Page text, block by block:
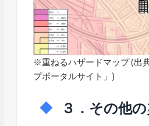
※重ねるハザードマップ (出
プポータルサイト 」)
３．その他